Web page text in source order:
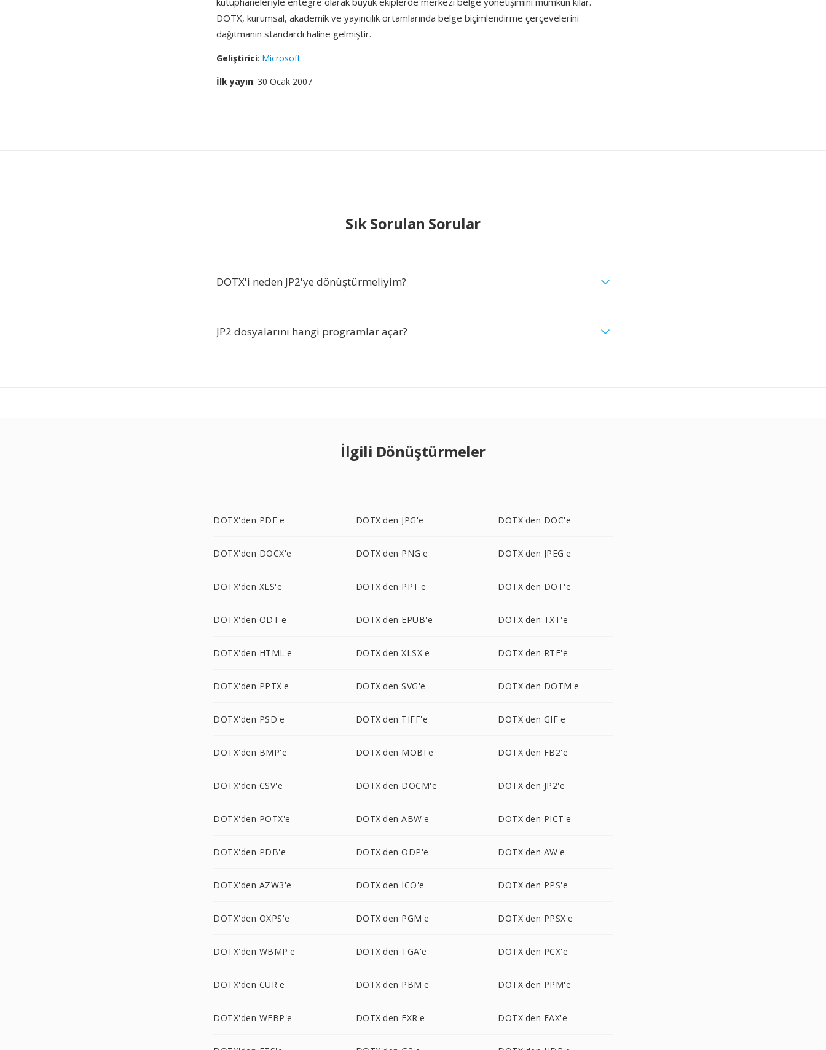
DOTX, kurumsal, akademik ve yayıncılık ortamlarında belge biçimlendirme çerçevelerini
dağıtmanın standardı haline gelmiştir.
Geliştirici: Microsoft
İlk yayın: 30 Ocak 2007
Sık Sorulan Sorular
DOTX'i neden JP2'ye dönüştürmeliyim?
JP2 dosyalarını hangi programlar açar?
İlgili Dönüştürmeler
DOTX'den PDF'e DOTX'den JPG'e DOTX'den DOC'e
DOTX'den DOCX'e DOTX'den PNG'e DOTX'den JPEG'e
DOTX'den XLS'e DOTX'den PPT'e DOTX'den DOT'e
DOTX'den ODT'e DOTX'den EPUB'e DOTX'den TXT'e
DOTX'den HTML'e DOTX'den XLSX'e DOTX'den RTF'e
DOTX'den PPTX'e DOTX'den SVG'e DOTX'den DOTM'e
DOTX'den PSD'e DOTX'den TIFF'e DOTX'den GIF'e
DOTX'den BMP'e DOTX'den MOBI'e DOTX'den FB2'e
DOTX'den CSV'e DOTX'den DOCM'e DOTX'den JP2'e
DOTX'den POTX'e DOTX'den ABW'e DOTX'den PICT'e
DOTX'den PDB'e DOTX'den ODP'e DOTX'den AW'e
DOTX'den AZW3'e DOTX'den ICO'e DOTX'den PPS'e
DOTX'den OXPS'e DOTX'den PGM'e DOTX'den PPSX'e
DOTX'den WBMP'e DOTX'den TGA'e DOTX'den PCX'e
DOTX'den CUR'e DOTX'den PBM'e DOTX'den PPM'e
DOTX'den WEBP'e DOTX'den EXR'e DOTX'den FAX'e